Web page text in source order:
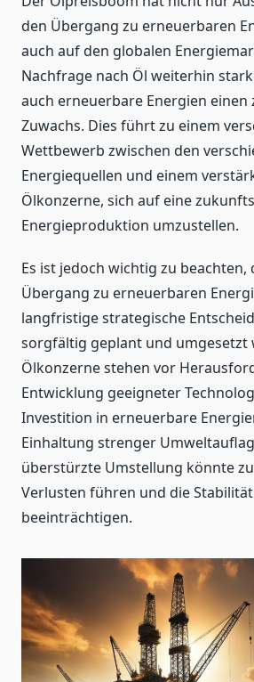
den Übergang zu erneuerbaren
auch auf den globalen
Nachfrage nach Öl weiterhin
auch erneuerbare Energien einen
Zuwachs. Dies führt zu einem
Wettbewerb zwischen den
Energiequellen und einem
Ölkonzerne, sich auf eine
Energieproduktion umzustellen.
Es ist jedoch wichtig zu beachten,
Übergang zu erneuerbaren
langfristige strategische
sorgfältig geplant und umgesetzt
Ölkonzerne stehen vor
Entwicklung geeigneter
Investition in erneuerbare
Einhaltung strenger
überstürzte Umstellung könnte
Verlusten führen und die
beeinträchtigen.